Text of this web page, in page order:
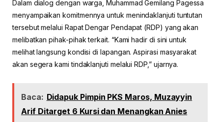
Dalam dialog dengan warga, Muhammad Gemilang Pagessa
menyampaikan komitmennya untuk menindaklanjuti tuntutan
tersebut melalui Rapat Dengar Pendapat (RDP) yang akan
melibatkan pihak-pihak terkait. “Kami hadir di sini untuk
melihat langsung kondisi di lapangan. Aspirasi masyarakat
akan segera kami tindaklanjuti melalui RDP,” ujarnya.
Baca: Didapuk Pimpin PKS Maros, Muzayyin
Arif Ditarget 6 Kursi dan Menangkan Anies